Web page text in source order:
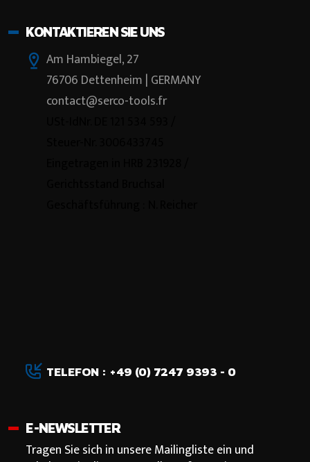
KONTAKTIEREN SIE UNS
Am Hambiegel, 27
76706 Dettenheim | GERMANY
contact@serco-tools.fr
TELEFON : +49 (0) 7247 9393 - 0
E-NEWSLETTER
Tragen Sie sich in unsere Mailingliste ein und